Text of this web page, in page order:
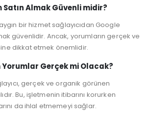
Satın Almak Güvenli midir?
bir hizmet sağlayıcıdan Google
güvenlidir. Ancak, yorumların gerçek ve
dikkat etmek önemlidir.
Yorumlar Gerçek mi Olacak?
gerçek ve organik görünen
Bu, işletmenin itibarını korurken
da ihlal etmemeyi sağlar.